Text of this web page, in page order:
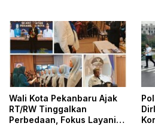
Penegak Hukum
Wali Kota Pekanbaru Ajak
RT/RW Tinggalkan
Perbedaan, Fokus Layani